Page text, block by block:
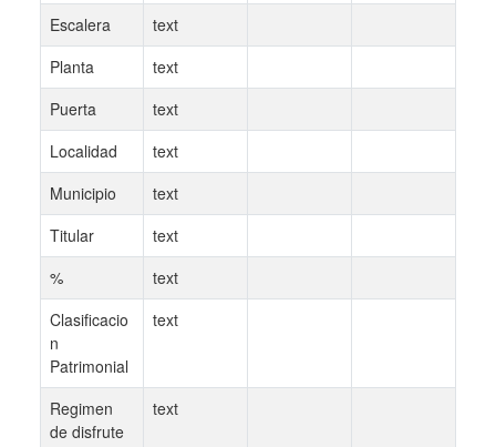
Escalera
text
Planta
text
Puerta
text
Localidad
text
Municipio
text
Titular
text
%
text
Clasificacio
n
Patrimonial
text
Regimen
de disfrute
text